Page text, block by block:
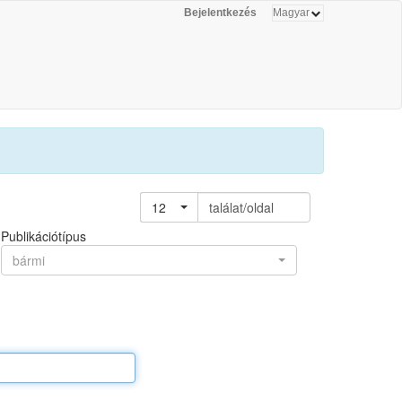
Bejelentkezés
12
találat/oldal
Publikációtípus
bármi